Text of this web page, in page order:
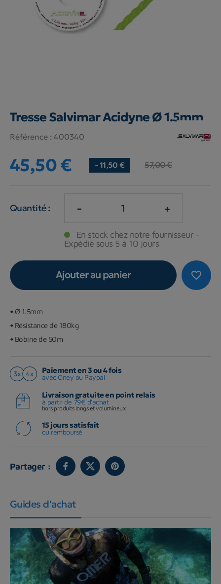
Tresse Salvimar Acidyne Ø 1.5mm
Référence : 400340
45,50 € - 11,50 € 57,00 €
Quantité : - +
En stock chez notre fournisseur -
Expédié sous 5 à 10 jours
favorite_border
Ajouter au panier
• Ø 1.5mm
• Résistance de 180kg
• Bobine de 50m
Paiement en 3 ou 4 fois
avec Oney ou Paypal
Livraison gratuite en point relais
à partir de 79€ d'achat
hors produits longs et volumineux
15 jours satisfait
ou remboursé
Partager :
Guides d'achat